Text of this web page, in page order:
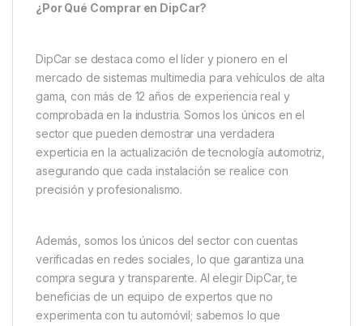
¿Por Qué Comprar en DipCar?
DipCar se destaca como el líder y pionero en el
mercado de sistemas multimedia para vehículos de alta
gama, con más de 12 años de experiencia real y
comprobada en la industria. Somos los únicos en el
sector que pueden demostrar una verdadera
experticia en la actualización de tecnología automotriz,
asegurando que cada instalación se realice con
precisión y profesionalismo.
Además, somos los únicos del sector con cuentas
verificadas en redes sociales, lo que garantiza una
compra segura y transparente. Al elegir DipCar, te
beneficias de un equipo de expertos que no
experimenta con tu automóvil; sabemos lo que